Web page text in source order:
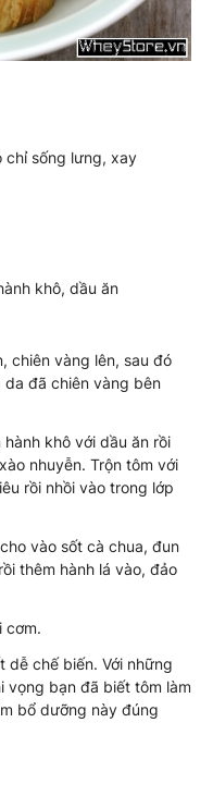
chỉ sống lưng, xay
khô, dầu ăn
chiên vàng lên, sau đó
đã chiên vàng bên
khô với dầu ăn rồi
nhuyễn. Trộn tôm với
rồi nhồi vào trong lớp
vào sốt cà chua, đun
thêm hành lá vào, đảo
cơm.
dễ chế biến. Với những
vọng bạn đã biết tôm làm
bổ dưỡng này đúng